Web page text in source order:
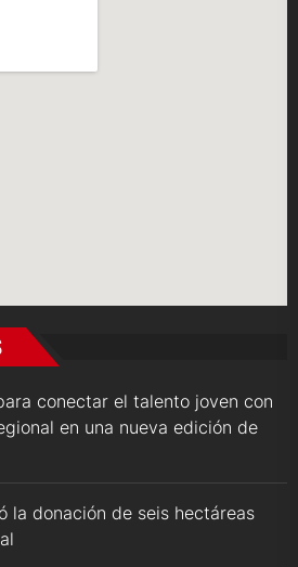
conectar el talento joven con
en una nueva edición de
la donación de seis hectáreas